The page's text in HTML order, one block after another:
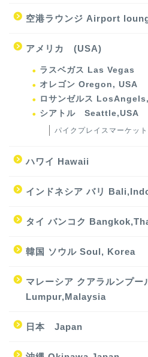
空港ラウンジ Airport
アメリカ (USA)
ラスベガス Las Vegas
オレゴン Oregon, USA
ロサンゼルス
シアトル Seattle,USA
パイクプレイスマーケッ
ハワイ Hawaii
インドネシア バリ
タイ バンコク
韓国 ソウル Soul, Korea
マレーシア クアラルンプ
Lumpur,Malaysia
日本 Japan